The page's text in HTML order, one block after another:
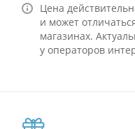
Цена
и может
магазинах.
у операторов